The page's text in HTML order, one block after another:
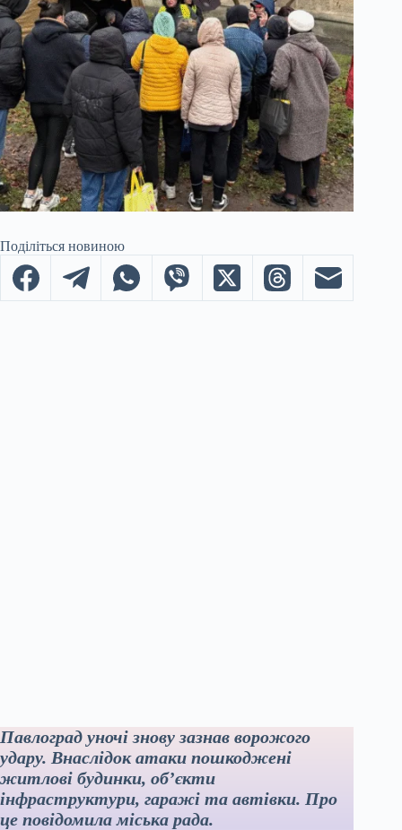
Поділіться новиною
Павлоград уночі знову зазнав ворожого
удару. Внаслідок атаки пошкоджені
житлові будинки, об’єкти
інфраструктури, гаражі та автівки. Про
це повідомила міська рада.